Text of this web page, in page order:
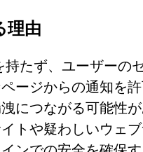
理由
たず、ユーザーの
ージからの通知を
につながる可能性
トや疑わしいウェ